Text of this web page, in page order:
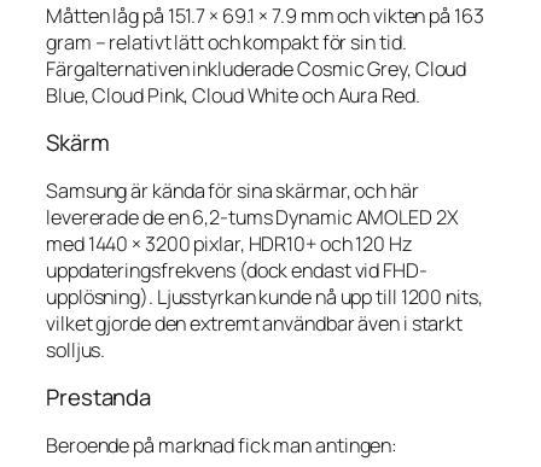
Måtten låg på 151.7 × 69.1 × 7.9 mm och vikten på 163
gram – relativt lätt och kompakt för sin tid.
Färgalternativen inkluderade Cosmic Grey, Cloud
Blue, Cloud Pink, Cloud White och Aura Red.
Skärm
Samsung är kända för sina skärmar, och här
levererade de en 6,2-tums Dynamic AMOLED 2X
med 1440 × 3200 pixlar, HDR10+ och 120 Hz
uppdateringsfrekvens (dock endast vid FHD-
upplösning). Ljusstyrkan kunde nå upp till 1200 nits,
vilket gjorde den extremt användbar även i starkt
solljus.
Prestanda
Beroende på marknad fick man antingen: